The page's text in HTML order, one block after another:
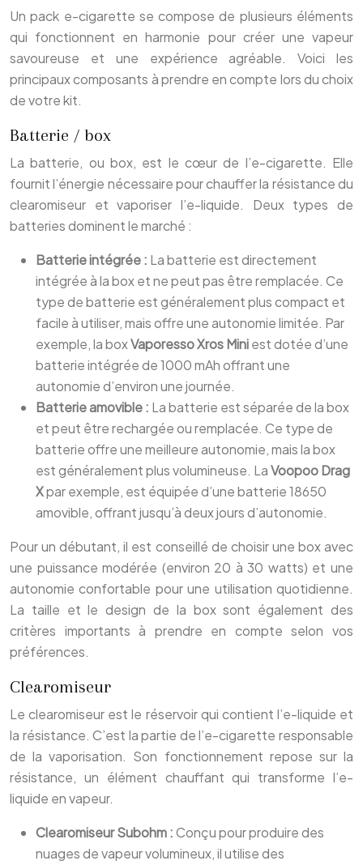
Un pack e-cigarette se compose de plusieurs éléments
qui fonctionnent en harmonie pour créer une vapeur
savoureuse et une expérience agréable. Voici les
principaux composants à prendre en compte lors du choix
de votre kit.
Batterie / box
La batterie, ou box, est le cœur de l’e-cigarette. Elle
fournit l’énergie nécessaire pour chauffer la résistance du
clearomiseur et vaporiser l’e-liquide. Deux types de
batteries dominent le marché :
Batterie intégrée : La batterie est directement
intégrée à la box et ne peut pas être remplacée. Ce
type de batterie est généralement plus compact et
facile à utiliser, mais offre une autonomie limitée. Par
exemple, la boxVaporesso Xros Miniest dotée d’une
batterie intégrée de 1000 mAh offrant une
autonomie d’environ une journée.
Batterie amovible : La batterie est séparée de la box
et peut être rechargée ou remplacée. Ce type de
batterie offre une meilleure autonomie, mais la box
est généralement plus volumineuse. LaVoopoo Drag
Xpar exemple, est équipée d’une batterie 18650
amovible, offrant jusqu’à deux jours d’autonomie.
Pour un débutant, il est conseillé de choisir une box avec
une puissance modérée (environ 20 à 30 watts) et une
autonomie confortable pour une utilisation quotidienne.
La taille et le design de la box sont également des
critères importants à prendre en compte selon vos
préférences.
Clearomiseur
Le clearomiseur est le réservoir qui contient l’e-liquide et
la résistance. C’est la partie de l’e-cigarette responsable
de la vaporisation. Son fonctionnement repose sur la
résistance, un élément chauffant qui transforme l’e-
liquide en vapeur.
Clearomiseur Subohm :Conçu pour produire des
nuages de vapeur volumineux, il utilise des